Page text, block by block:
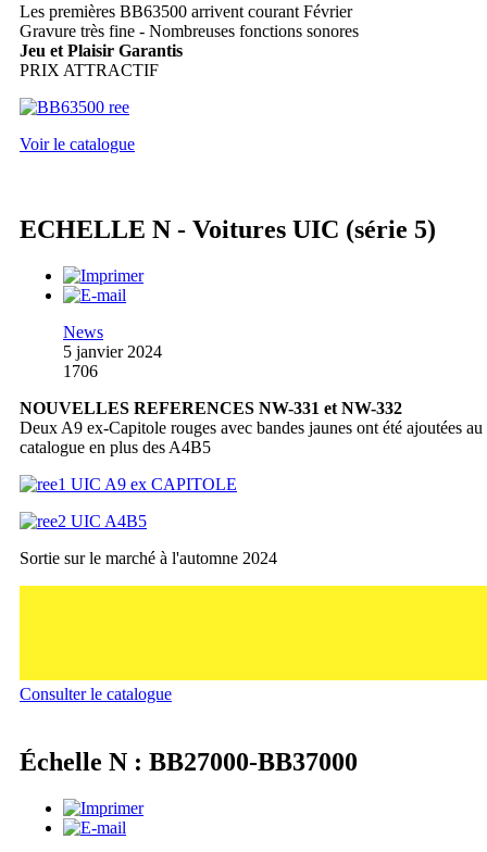
Les premières BB63500 arrivent courant Février
Gravure très fine - Nombreuses fonctions sonores
Jeu et Plaisir Garantis
PRIX ATTRACTIF
Voir le catalogue
ECHELLE N - Voitures UIC (série 5)
News
5 janvier 2024
1706
NOUVELLES REFERENCES NW-331 et NW-332
Deux A9 ex-Capitole rouges avec bandes jaunes ont été ajoutées au
catalogue en plus des A4B5
Sortie sur le marché à l'automne 2024
Consulter le catalogue
Échelle N : BB27000-BB37000